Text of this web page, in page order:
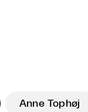
Anne Tophøj